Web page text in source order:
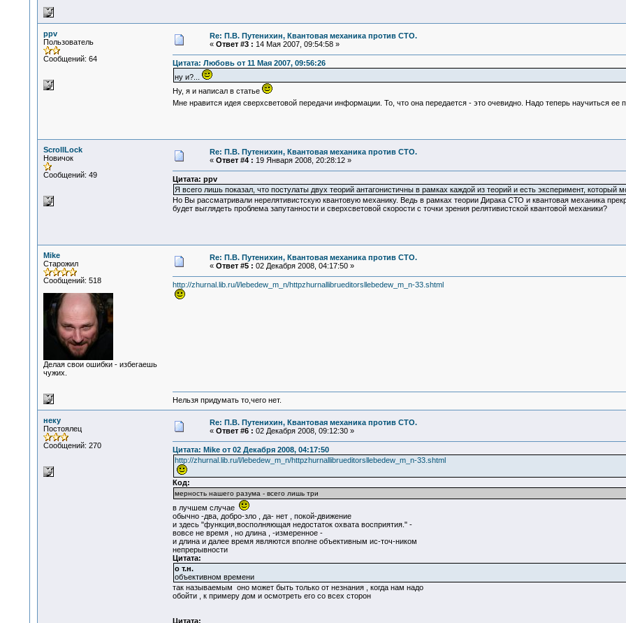
ppv
Пользователь
Сообщений: 64
Re: П.В. Путенихин, Квантовая механика против СТО.
« Ответ #3 : 14 Мая 2007, 09:54:58 »
Цитата: Любовь от 11 Мая 2007, 09:56:26
ну и?...
Ну, я и написал в статье
Мне нравится идея сверхсветовой передачи информации. То, что она передается - это очевидно. Надо теперь научиться ее
ScrollLock
Новичок
Сообщений: 49
Re: П.В. Путенихин, Квантовая механика против СТО.
« Ответ #4 : 19 Января 2008, 20:28:12 »
Цитата: ppv
Я всего лишь показал, что постулаты двух теорий антагонистичны в рамках каждой из теорий и есть эксперимент, который
Но Вы рассматривали нерелятивистскую квантовую механику. Ведь в рамках теории Дирака СТО и квантовая механика
будет выглядеть проблема запутанности и сверхсветовой скорости с точки зрения релятивистской квантовой механики?
Mike
Старожил
Сообщений: 518
Делая свои ошибки - избегаешь
чужих.
Re: П.В. Путенихин, Квантовая механика против СТО.
« Ответ #5 : 02 Декабря 2008, 04:17:50 »
http://zhurnal.lib.ru/l/lebedew_m_n/httpzhurnallibrueditorsllebedew_m_n-33.shtml
Нельзя придумать то,чего нет.
неку
Постоялец
Сообщений: 270
Re: П.В. Путенихин, Квантовая механика против СТО.
« Ответ #6 : 02 Декабря 2008, 09:12:30 »
Цитата: Mike от 02 Декабря 2008, 04:17:50
http://zhurnal.lib.ru/l/lebedew_m_n/httpzhurnallibrueditorsllebedew_m_n-33.shtml
Код:
мерность нашего разума - всего лишь три
в лучшем случае
обычно -два, добро-зло , да- нет , покой-движение
и здесь "функция,восполняющая недостаток охвата восприятия." -
вовсе не время , но длина , -измеренное -
и длина и далее время являются вполне объективным ис-точ-ником
непрерывности
Цитата:
о т.н.
объективном времени
так называемым оно может быть только от незнания , когда нам надо
обойти , к примеру дом и осмотреть его со всех сторон
Цитата: